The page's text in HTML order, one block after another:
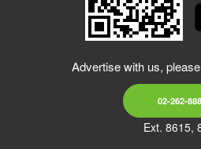
Advertise with us,
02-262-
Ext. 8615,